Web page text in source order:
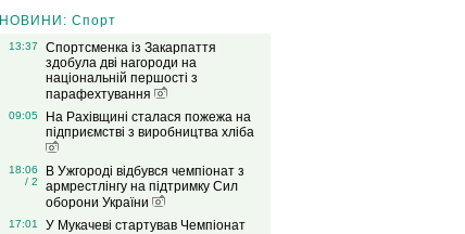
НОВИНИ: Спорт
13:37
Спортсменка із Закарпаття
здобула дві нагороди на
національній першості з
парафехтування
09:05
На Рахівщині сталася пожежа на
підприємстві з виробництва хліба
18:06
/ 2
В Ужгороді відбувся чемпіонат з
армрестлінгу на підтримку Сил
оборони України
17:01
У Мукачеві стартував Чемпіонат